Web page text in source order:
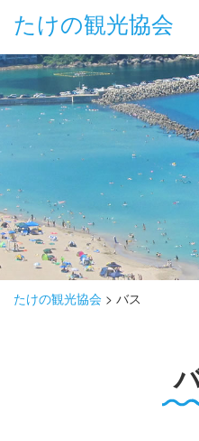
たけの観光協会
“たけの” の魅力
過ごし方
みどころ
泊まる
おみやげ
たけの観光協会 > バス